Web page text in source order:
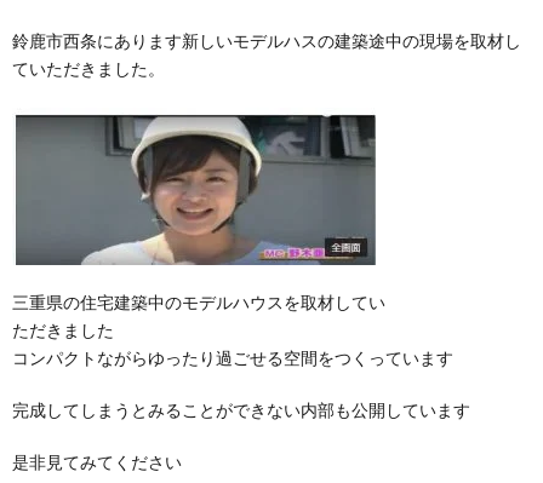
鈴鹿市西条にあります新しいモデルハスの建築途中の現場を取材し
ていただきました。
三重県の住宅建築中のモデルハウスを取材してい
ただきました
コンパクトながらゆったり過ごせる空間をつくっています
完成してしまうとみることができない内部も公開しています
是非見てみてください